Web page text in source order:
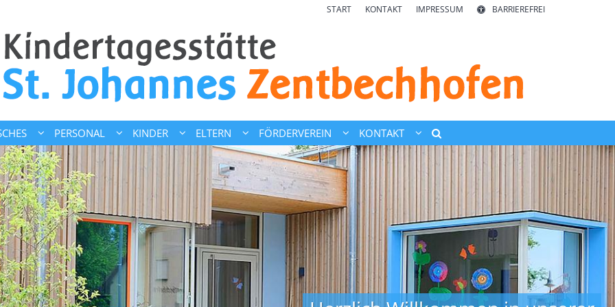
START KONTAKT IMPRESSUM BARRIEREFREI
PERSONAL KINDER ELTERN FÖRDERVEREIN KONTAKT